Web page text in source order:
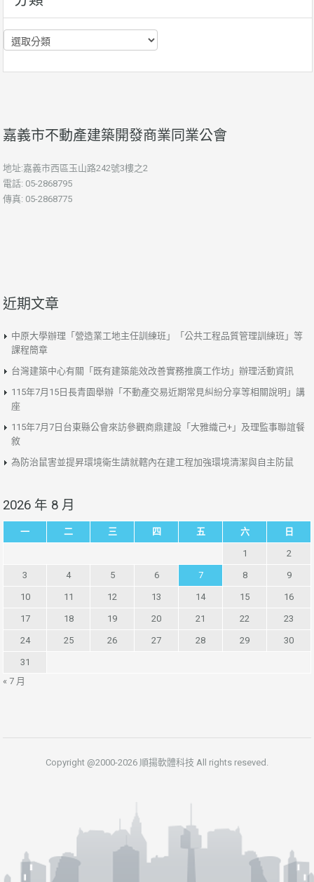
分
類
嘉義市不動產建築開發商業同業公會
地址:嘉義市西區玉山路242號3樓之2
電話: 05-2868795
傳真: 05-2868775
近期文章
中原大學辦理「營造業工地主任訓練班」「公共工程品質管理訓練班」等
課程簡章
台灣建築中心有關「既有建築能效改善實務推廣工作坊」辦理活動資訊
115年7月15日長青園舉辦「不動產交易近期常見糾紛分享等相關說明」講
座
115年7月7日台東縣公會來訪參觀商鼎建設「大雅織己+」及理監事聯誼餐
敘
為防治鼠害並提昇環境衛生請就轄內在建工程加強環境清潔與自主防鼠
2026 年 8 月
一 二 三 四 五 六 日
1 2
3 4 5 6 7 8 9
10 11 12 13 14 15 16
17 18 19 20 21 22 23
24 25 26 27 28 29 30
31
« 7 月
Copyright @2000-2026 順揚軟體科技 All rights reseved.